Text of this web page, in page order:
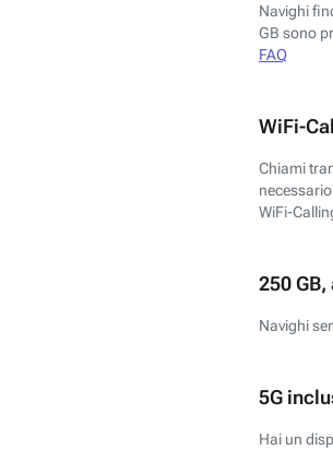
Navighi
GB sono
FAQ
WiFi-
Chiami
WiFi-
250
Navighi
5G
Hai un